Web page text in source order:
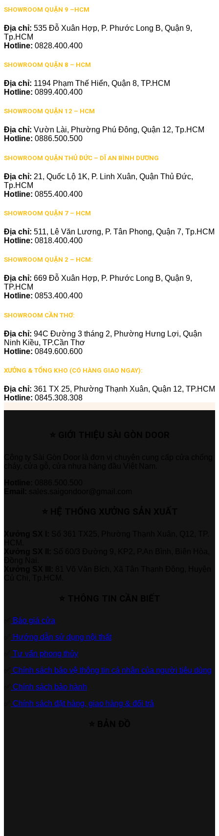
SHOWROOM QUẬN 9 –HCM
Địa chỉ: 535 Đỗ Xuân Hợp, P. Phước Long B, Quận 9,
Tp.HCM
Hotline: 0828.400.400
SHOWROOM QUẬN 8 – HCM
Địa chỉ: 1194 Phạm Thế Hiển, Quận 8, TP.HCM
Hotline: 0899.400.400
SHOWROOM QUẬN 12 – HCM
Địa chỉ: Vườn Lài, Phường Phú Đông, Quận 12, Tp.HCM
Hotline: 0886.500.500
SHOWROOM QUẬN THỦ ĐỨC – DĨ AN BÌNH DƯƠNG
Địa chỉ: 21, Quốc Lộ 1K, P. Linh Xuân, Quận Thủ Đức,
Tp.HCM
Hotline: 0855.400.400
SHOWROOM QUẬN 7 – HCM
Địa chỉ: 511, Lê Văn Lương, P. Tân Phong, Quận 7, Tp.HCM
Hotline: 0818.400.400
SHOWROOM QUẬN 2 – HCM:
Địa chỉ: 669 Đỗ Xuân Hợp, P. Phước Long B, Quận 9,
TP.HCM
Hotline: 0853.400.400
SHOWROOM CẦN THƠ:
Địa chỉ: 94C Đường 3 tháng 2, Phường Hưng Lợi, Quận
Ninh Kiều, TP.Cần Thơ
Hotline: 0849.600.600
XƯỞNG & TỔNG KHO (CÓ HÀNG GIAO NGAY):
Địa chỉ: 361 TX 25, Phường Thạnh Xuân, Quận 12, TP.HCM
Hotline: 0845.308.308
Báo giá cửa
Hướng dẫn sử dụng nội thất
Tư vấn phong thủy
Chính sách bảo vệ thông tin cá nhân của người tiêu dùng
Chính sách bảo hành
Chính sách đặt hàng, giao hàng & đổi trả